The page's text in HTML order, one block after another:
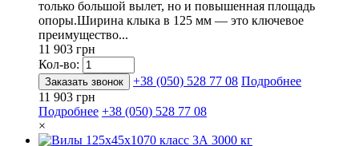
только большой вылет, но и повышенная площадь
опоры.Ширина клыка в 125 мм — это ключевое
преимущество...
11 903 грн
Кол-во:
Заказать звонок +38 (050) 528 77 08 Подробнее
11 903 грн
Подробнее +38 (050) 528 77 08
×